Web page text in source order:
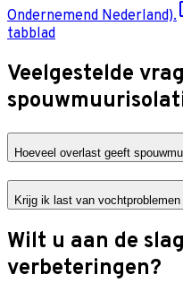
Ondernemend Nederland).
tabblad
Veelgestelde
Hoeveel overlast geeft
Krijg ik last van
Wilt u aan de
verbeteringen?